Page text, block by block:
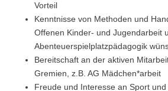
Vorteil
Kenntnisse von Methoden und
Offenen Kinder- und Jugendarbeit
Abenteuerspielplatzpädagogik
Bereitschaft an der aktiven
Gremien, z.B. AG Mädchen*arbeit
Freude und Interesse an Sport und